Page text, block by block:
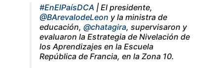
#EnElPaísDCA | El presidente,
@BArevalodeLeon y la ministra de
educación, @chatagira, supervisaron y
evaluaron la Estrategia de Nivelación de
los Aprendizajes en la Escuela
República de Francia, en la Zona 10.